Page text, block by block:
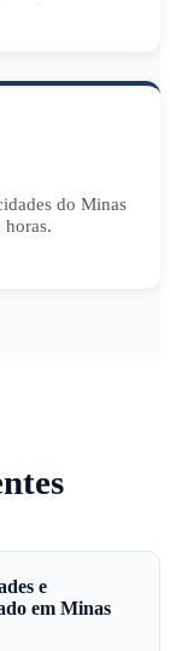
do Minas
e
em Minas